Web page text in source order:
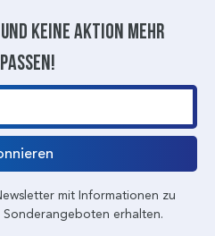
keine aktion mehr
mit Informationen zu
erhalten.